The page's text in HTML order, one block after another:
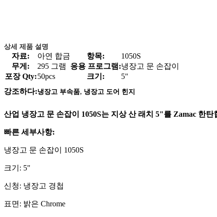
상세 제품 설명
자료: 아연 합금 항목:
1050S
무게:
295 그램 응용 프로그램:냉장고 문 손잡이
포장 Qty:50pcs 크기:
5"
강조하다:냉장고 부속품, 냉장고 도어 힌지
산업 냉장고 문 손잡이 1050S는 지상 산 래치 5"를 Zamac 한탄
빠른 세부사항:
냉장고 문 손잡이 1050S
크기: 5"
신청: 냉장고 경첩
표면: 밝은 Chrome